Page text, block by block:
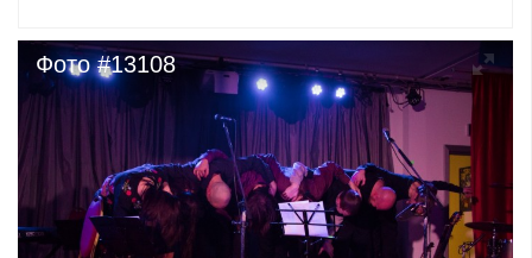
Фото #13108